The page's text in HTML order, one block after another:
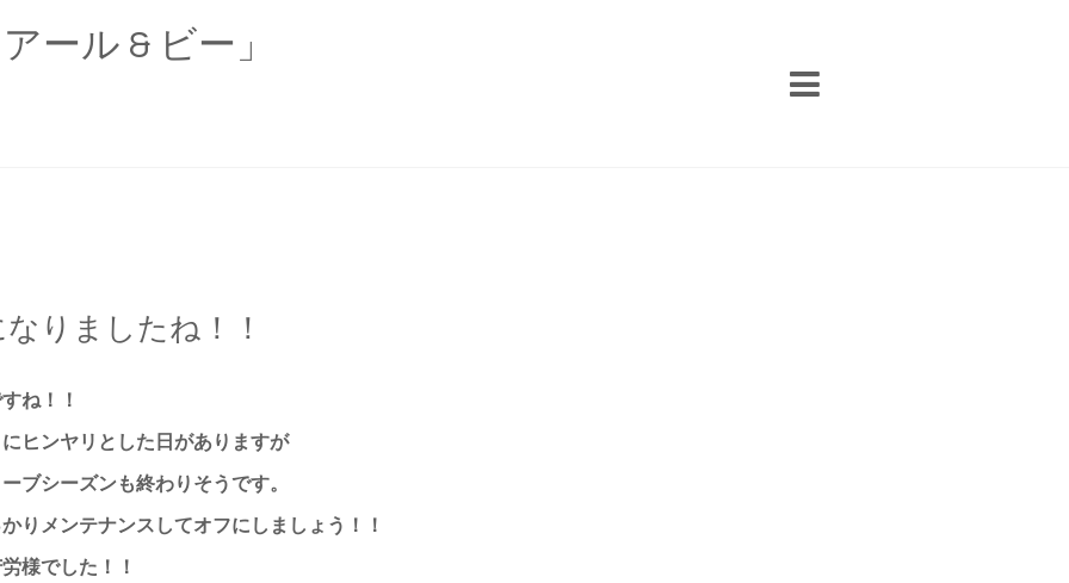
ール & ビー」
りましたね！！
ね！！
ヒンヤリとした日がありますが
シーズンも終わりそうです。
メンテナンスしてオフにしましょう！！
様でした！！